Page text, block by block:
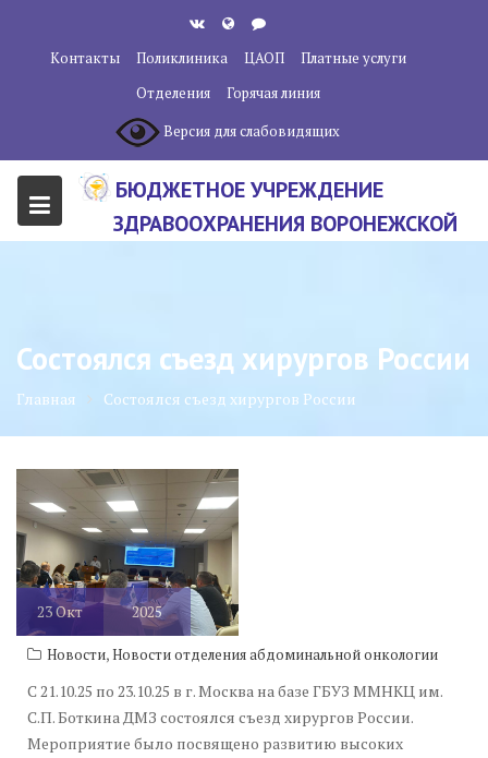
содержанию
Контакты Поликлиника ЦАОП
Платные услуги
Отделения
Горячая линия
Версия для слабовидящих
БЮДЖЕТНОЕ УЧРЕЖДЕНИЕ
ЗДРАВООХРАНЕНИЯ ВОРОНЕЖСКОЙ
ЦЕНТР"
Состоялся съезд хирургов России
Главная Состоялся съезд хирургов России
23Окт 2025
Новости,Новости отделения абдоминальной онкологии
С 21.10.25 по 23.10.25 в г. Москва на базе ГБУЗ ММНКЦ им.
С.П. Боткина ДМЗ состоялся съезд хирургов России.
Мероприятие было посвящено развитию высоких